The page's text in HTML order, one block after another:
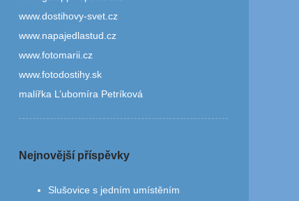
www.dostihovy-svet.cz
www.napajedlastud.cz
www.fotomarii.cz
www.fotodostihy.sk
malířka L’ubomíra Petríková
Nejnovější příspěvky
Slušovice s jedním umístěním